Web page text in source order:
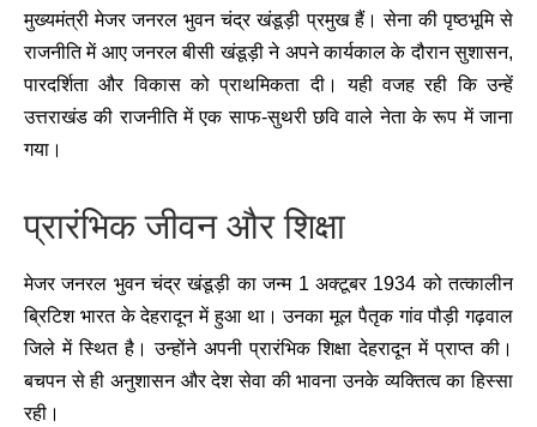
मुख्यमंत्री मेजर जनरल भुवन चंद्र खंडूड़ी प्रमुख हैं। सेना की पृष्ठभूमि से
राजनीति में आए जनरल बीसी खंडूड़ी ने अपने कार्यकाल के दौरान सुशासन,
पारदर्शिता और विकास को प्राथमिकता दी। यही वजह रही कि उन्हें
उत्तराखंड की राजनीति में एक साफ-सुथरी छवि वाले नेता के रूप में जाना
गया।
प्रारंभिक जीवन और शिक्षा
मेजर जनरल भुवन चंद्र खंडूड़ी का जन्म 1 अक्टूबर 1934 को तत्कालीन
ब्रिटिश भारत के देहरादून में हुआ था। उनका मूल पैतृक गांव पौड़ी गढ़वाल
जिले में स्थित है। उन्होंने अपनी प्रारंभिक शिक्षा देहरादून में प्राप्त की।
बचपन से ही अनुशासन और देश सेवा की भावना उनके व्यक्तित्व का हिस्सा
रही।